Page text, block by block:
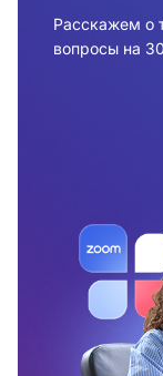
Расскажем о
вопросы на